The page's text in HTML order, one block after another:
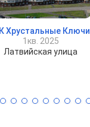
Хрустальные Ключи
1кв. 2025
Латвийская улица